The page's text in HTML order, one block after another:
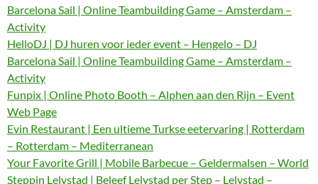
Barcelona Sail | Online Teambuilding Game – Amsterdam –
Activity
HelloDJ | DJ huren voor ieder event – Hengelo – DJ
Barcelona Sail | Online Teambuilding Game – Amsterdam –
Activity
Funpix | Online Photo Booth – Alphen aan den Rijn – Event
Web Page
Evin Restaurant | Een ultieme Turkse eetervaring | Rotterdam
– Rotterdam – Mediterranean
Your Favorite Grill | Mobile Barbecue – Geldermalsen – World
Steppin Lelystad | Beleef Lelystad per Step – Lelystad –